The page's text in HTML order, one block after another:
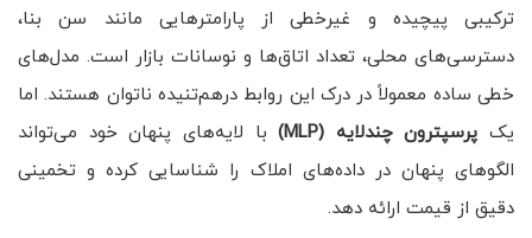
ترکیبی پیچیده و غیرخطی از پارامترهایی مانند سن بنا،
دسترسی‌های محلی، تعداد اتاق‌ها و نوسانات بازار است. مدل‌های
خطی ساده معمولاً در درک این روابط درهم‌تنیده ناتوان هستند. اما
یک پرسپترون چندلایه (MLP)
با لایه‌های پنهان خود می‌تواند
الگوهای پنهان در داده‌های املاک را شناسایی کرده و تخمینی
دقیق از قیمت ارائه دهد.